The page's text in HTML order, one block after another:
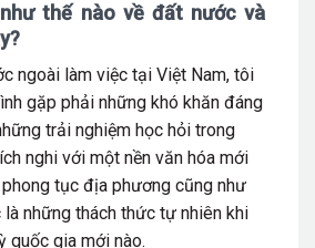
thế nào về đất nước và
ngoài làm việc tại Việt Nam, tôi
gặp phải những khó khăn đáng
trải nghiệm học hỏi trong
nghi với một nền văn hóa mới
tục địa phương cũng như
những thách thức tự nhiên khi
quốc gia mới nào.